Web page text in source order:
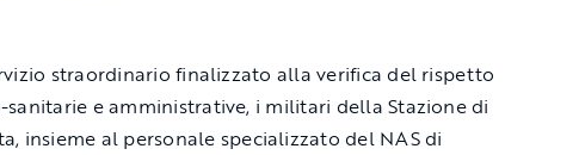
straordinario finalizzato alla verifica del rispetto
e amministrative, i militari della Stazione di
, insieme al personale specializzato del NAS di